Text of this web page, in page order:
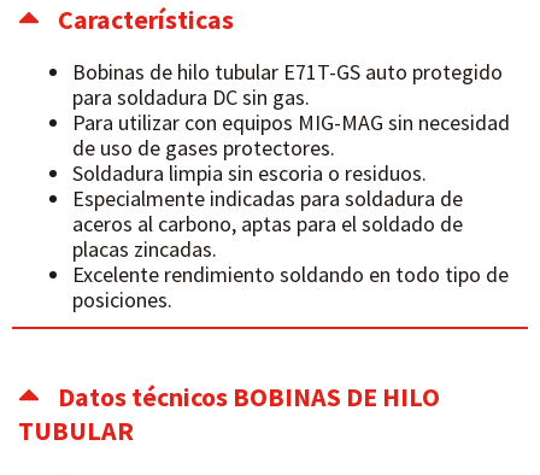
Características
Bobinas de hilo tubular E71T-GS auto protegido
para soldadura DC sin gas.
Para utilizar con equipos MIG-MAG sin necesidad
de uso de gases protectores.
Soldadura limpia sin escoria o residuos.
Especialmente indicadas para soldadura de
aceros al carbono, aptas para el soldado de
placas zincadas.
Excelente rendimiento soldando en todo tipo de
posiciones.
Datos técnicos BOBINAS DE HILO
TUBULAR